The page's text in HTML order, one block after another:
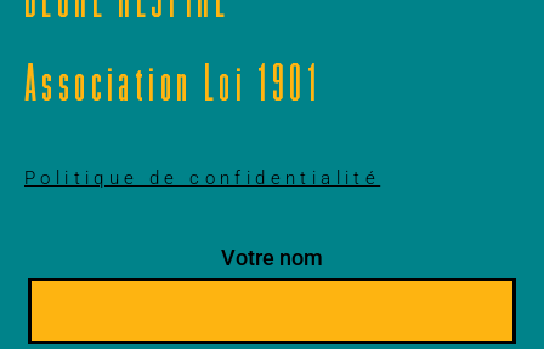
Association Loi 1901
Politique de confidentialité
Votre nom